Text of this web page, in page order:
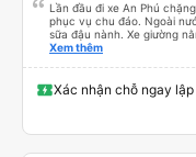
Lần đầu đi xe An Phú
phục vụ chu đáo. Ngoài
sữa đậu nành. Xe giường
treo thêm ở mỗi giường
ngoài (với số tiền bỏ ra
Xem thêm
Xác nhận chỗ ngay